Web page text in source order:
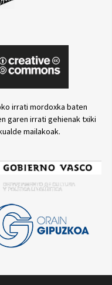
irrati mordoxka baten
garen irrati gehienak txiki
mailakoak.